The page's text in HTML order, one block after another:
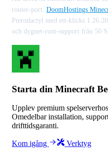
router-port. DoomHostings
Pterodactyl med ett-klicks
och dygnet-runt-support från 50
Starta din Minecraft
Upplev premium
Omedelbar installation,
drifttidsgaranti.
Kom igång Verktyg